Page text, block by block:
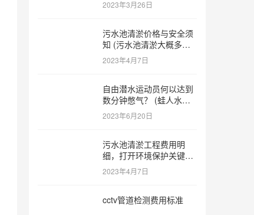
少钱)
2023年3月26日
污水池清淤价格与安全须
知 (污水池清淤大概多少
一方)
2023年4月7日
自由潜水运动员何以达到
数分钟憋气？ (蛙人水下
憋气最长多久)
2023年6月20日
污水池清淤工程费用明
细，打开环境保护关键之
门 (污水池清淤工程报价
明细)
2023年4月7日
cctv管道检测费用标准